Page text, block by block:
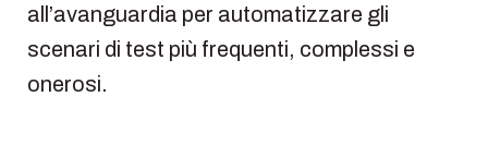
all’avanguardia per automatizzare gli
scenari di test più frequenti, complessi e
onerosi.